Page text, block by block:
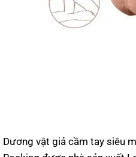
Dương vật giả cầm tay siêu